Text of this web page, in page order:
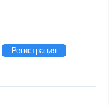
Регистрация